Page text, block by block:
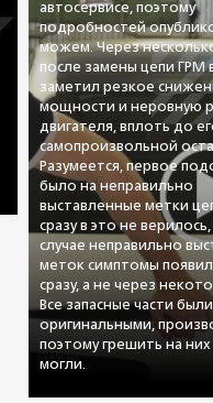
автосервисе, поэтому
подробностей
можем. Через
после замены цепи ГРМ
заметил резкое
мощности и неровную
двигателя, вплоть до
самопроизвольной
Разумеется, первое
было на неправильно
выставленные метки
сразу в это не верилось,
случае неправильно
меток симптомы
сразу, а не через
Все запасные части
оригинальными,
поэтому грешить на
могли.